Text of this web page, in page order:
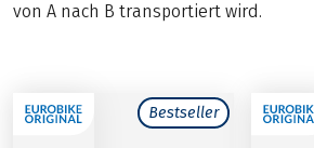
von A nach B transportiert wird.
Bestseller